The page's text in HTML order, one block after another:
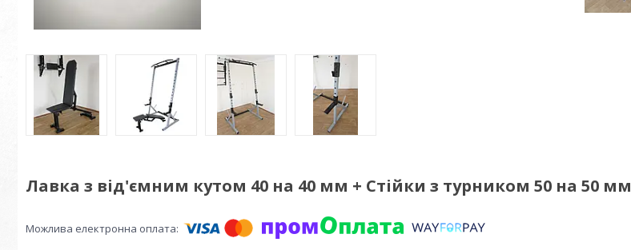
Лавка з від'ємним кутом 40 на 40 мм + Стійки з турником 50 на 50 мм